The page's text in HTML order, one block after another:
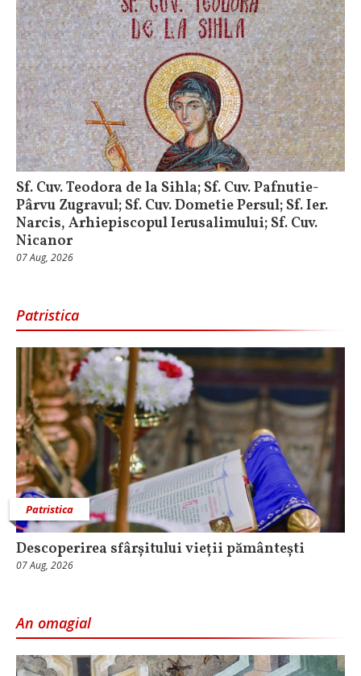
Sf. Cuv. Teodora de la Sihla; Sf. Cuv. Pafnutie-
Pârvu Zugravul; Sf. Cuv. Dometie Persul; Sf. Ier.
Narcis, Arhiepiscopul Ierusalimului; Sf. Cuv.
Nicanor
07 Aug, 2026
Patristica
Patristica
Descoperirea sfârșitului vieții pământești
07 Aug, 2026
An omagial